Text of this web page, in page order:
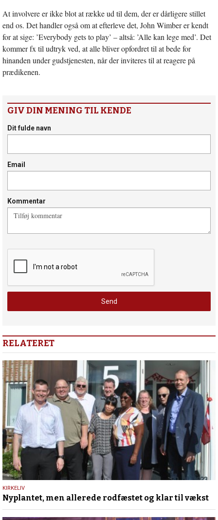
At involvere er ikke blot at række ud til dem, der er dårligere stillet
end os. Det handler også om at efterleve det, John Wimber er kendt
for at sige: ’Everybody gets to play’ – altså: ’Alle kan lege med’. Det
kommer fx til udtryk ved, at alle bliver opfordret til at bede for
hinanden under gudstjenesten, når der inviteres til at reagere på
prædikenen.
GIV DIN MENING TIL KENDE
Dit fulde navn
Email
Kommentar
RELATERET
5.
september
2023
KIRKELIV
Nyplantet, men allerede rodfæstet og klar til vækst